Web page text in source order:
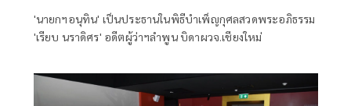
'นายกฯอนุทิน' เป็นประธานในพิธีบำเพ็ญกุศลสวดพระอภิธรรม
'เรียบ นราดิศร' อดีตผู้ว่าฯลำพูน บิดาผวจ.เชียงใหม่